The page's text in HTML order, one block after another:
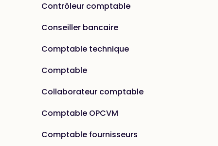
Contrôleur comptable
Conseiller bancaire
Comptable technique
Comptable
Collaborateur comptable
Comptable OPCVM
Comptable fournisseurs